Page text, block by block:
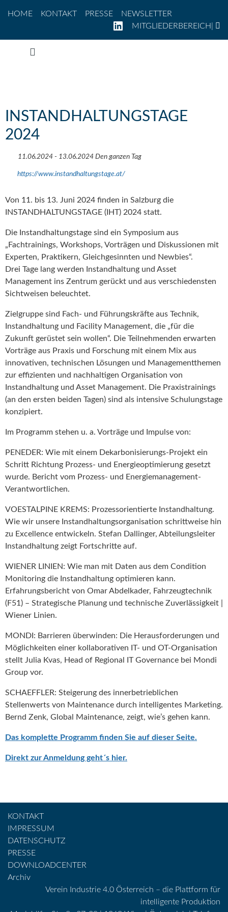
HOME
KONTAKT PRESSE NEWSLETTER
LINKEDIN
MITGLIEDERBEREICH
INSTANDHALTUNGSTAGE
2024
11.06.2024 - 13.06.2024 Den ganzen Tag
https://www.instandhaltungstage.at/
Von 11. bis 13. Juni 2024 finden in Salzburg die
INSTANDHALTUNGSTAGE (IHT) 2024 statt.
Die Instandhaltungstage sind ein Symposium aus
„Fachtrainings, Workshops, Vorträgen und Diskussionen mit
Experten, Praktikern, Gleichgesinnten und Newbies“.
Drei Tage lang werden Instandhaltung und Asset
Management ins Zentrum gerückt und aus verschiedensten
Sichtweisen beleuchtet.
Zielgruppe sind Fach- und Führungskräfte aus Technik,
Instandhaltung und Facility Management, die „für die
Zukunft gerüstet sein wollen“. Die Teilnehmenden erwarten
Vorträge aus Praxis und Forschung mit einem Mix aus
innovativen, technischen Lösungen und Managementthemen
zur effizienten und nachhaltigen Organisation von
Instandhaltung und Asset Management. Die Praxistrainings
(an den ersten beiden Tagen) sind als intensive Schulungstage
konzipiert.
Im Programm stehen u. a. Vorträge und Impulse von:
PENEDER: Wie mit einem Dekarbonisierungs-Projekt ein
Schritt Richtung Prozess- und Energieoptimierung gesetzt
wurde. Bericht vom Prozess- und Energiemanagement-
Verantwortlichen.
VOESTALPINE KREMS: Prozessorientierte Instandhaltung.
Wie wir unsere Instandhaltungsorganisation schrittweise hin
zu Excellence entwickeln. Stefan Dallinger, Abteilungsleiter
Instandhaltung zeigt Fortschritte auf.
WIENER LINIEN: Wie man mit Daten aus dem Condition
Monitoring die Instandhaltung optimieren kann.
Erfahrungsbericht von Omar Abdelkader, Fahrzeugtechnik
(F51) – Strategische Planung und technische Zuverlässigkeit |
Wiener Linien.
MONDI: Barrieren überwinden: Die Herausforderungen und
Möglichkeiten einer kollaborativen IT- und OT-Organisation
stellt Julia Kvas, Head of Regional IT Governance bei Mondi
Group vor.
SCHAEFFLER: Steigerung des innerbetrieblichen
Stellenwerts von Maintenance durch intelligentes Marketing.
Bernd Zenk, Global Maintenance, zeigt, wie’s gehen kann.
Das komplette Programm finden Sie auf dieser Seite.
Direkt zur Anmeldung geht´s hier.
KONTAKT
IMPRESSUM
DATENSCHUTZ
PRESSE
DOWNLOADCENTER
Archiv
Verein Industrie 4.0 Österreich – die Plattform für
intelligente Produktion